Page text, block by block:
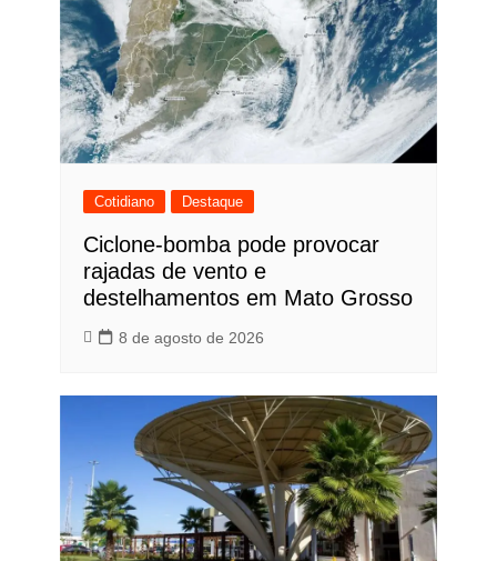
Cotidiano Destaque
Ciclone-bomba pode provocar
rajadas de vento e
destelhamentos em Mato Grosso
8 de agosto de 2026